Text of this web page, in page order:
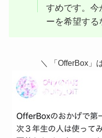
すめです。今
ーを希望する
＼ 「OfferBox」